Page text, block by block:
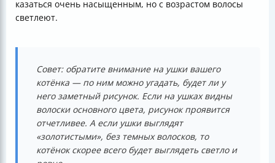
казаться очень насыщенным, но с возрастом волосы
светлеют.
Совет: обратите внимание на ушки вашего
котёнка — по ним можно угадать, будет ли у
него заметный рисунок. Если на ушках видны
волоски основного цвета, рисунок проявится
отчетливее. А если ушки выглядят
«золотистыми», без темных волосков, то
котёнок скорее всего будет выглядеть светло и